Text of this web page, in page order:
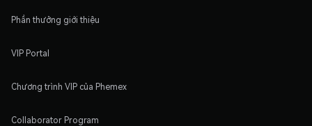
Phần thưởng giới thiệu
VIP Portal
Chương trình VIP của Phemex
Collaborator Program